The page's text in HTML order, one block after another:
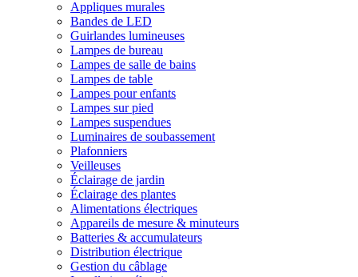
Appliques murales
Bandes de LED
Guirlandes lumineuses
Lampes de bureau
Lampes de salle de bains
Lampes de table
Lampes pour enfants
Lampes sur pied
Lampes suspendues
Luminaires de soubassement
Plafonniers
Veilleuses
Éclairage de jardin
Éclairage des plantes
Alimentations électriques
Appareils de mesure & minuteurs
Batteries & accumulateurs
Distribution électrique
Gestion du câblage